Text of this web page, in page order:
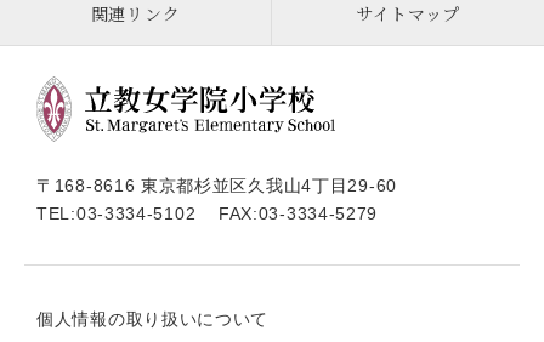
関連リンク サイトマップ
〒168-8616 東京都杉並区久我山4丁目29-60
TEL:03-3334-5102 FAX:03-3334-5279
個人情報の取り扱いについて